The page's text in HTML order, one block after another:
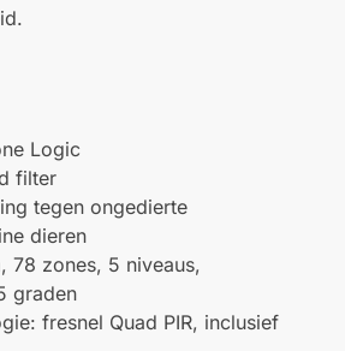
Logic
filter
tegen ongedierte
dieren
78 zones, 5 niveaus,
graden
fresnel Quad PIR, inclusief